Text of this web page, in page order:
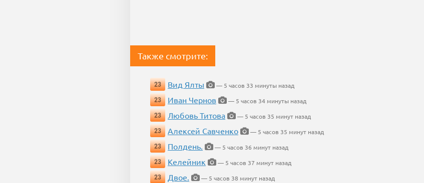
Также смотрите:
23 Вид Ялты
— 5 часов 33 минуты назад
23
Иван Чернов
— 5 часов 34 минуты назад
23
Любовь Титова
— 5 часов 35 минут назад
23
Алексей Савченко
— 5 часов 35 минут назад
23
Полдень.
— 5 часов 36 минут назад
23
Келейник
— 5 часов 37 минут назад
23
Двое.
— 5 часов 38 минут назад